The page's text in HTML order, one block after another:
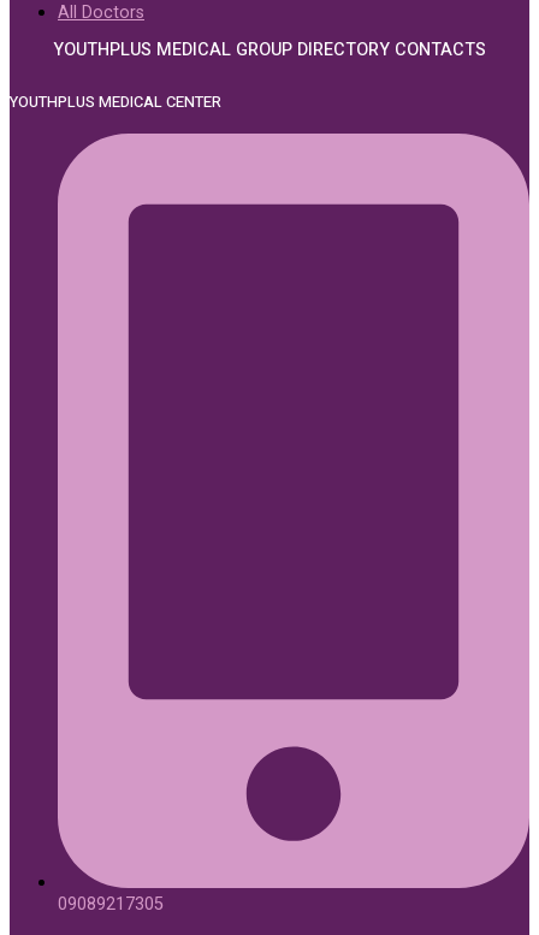
All Doctors
YOUTHPLUS MEDICAL GROUP DIRECTORY CONTACTS
YOUTHPLUS MEDICAL CENTER
09089217305